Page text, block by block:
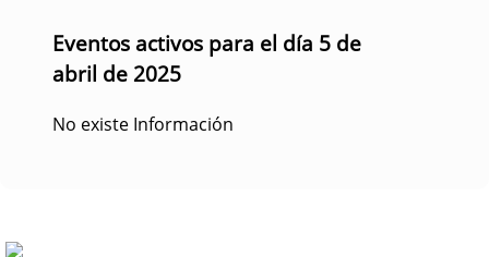
Eventos activos para el día 5 de
abril de 2025
No existe Información